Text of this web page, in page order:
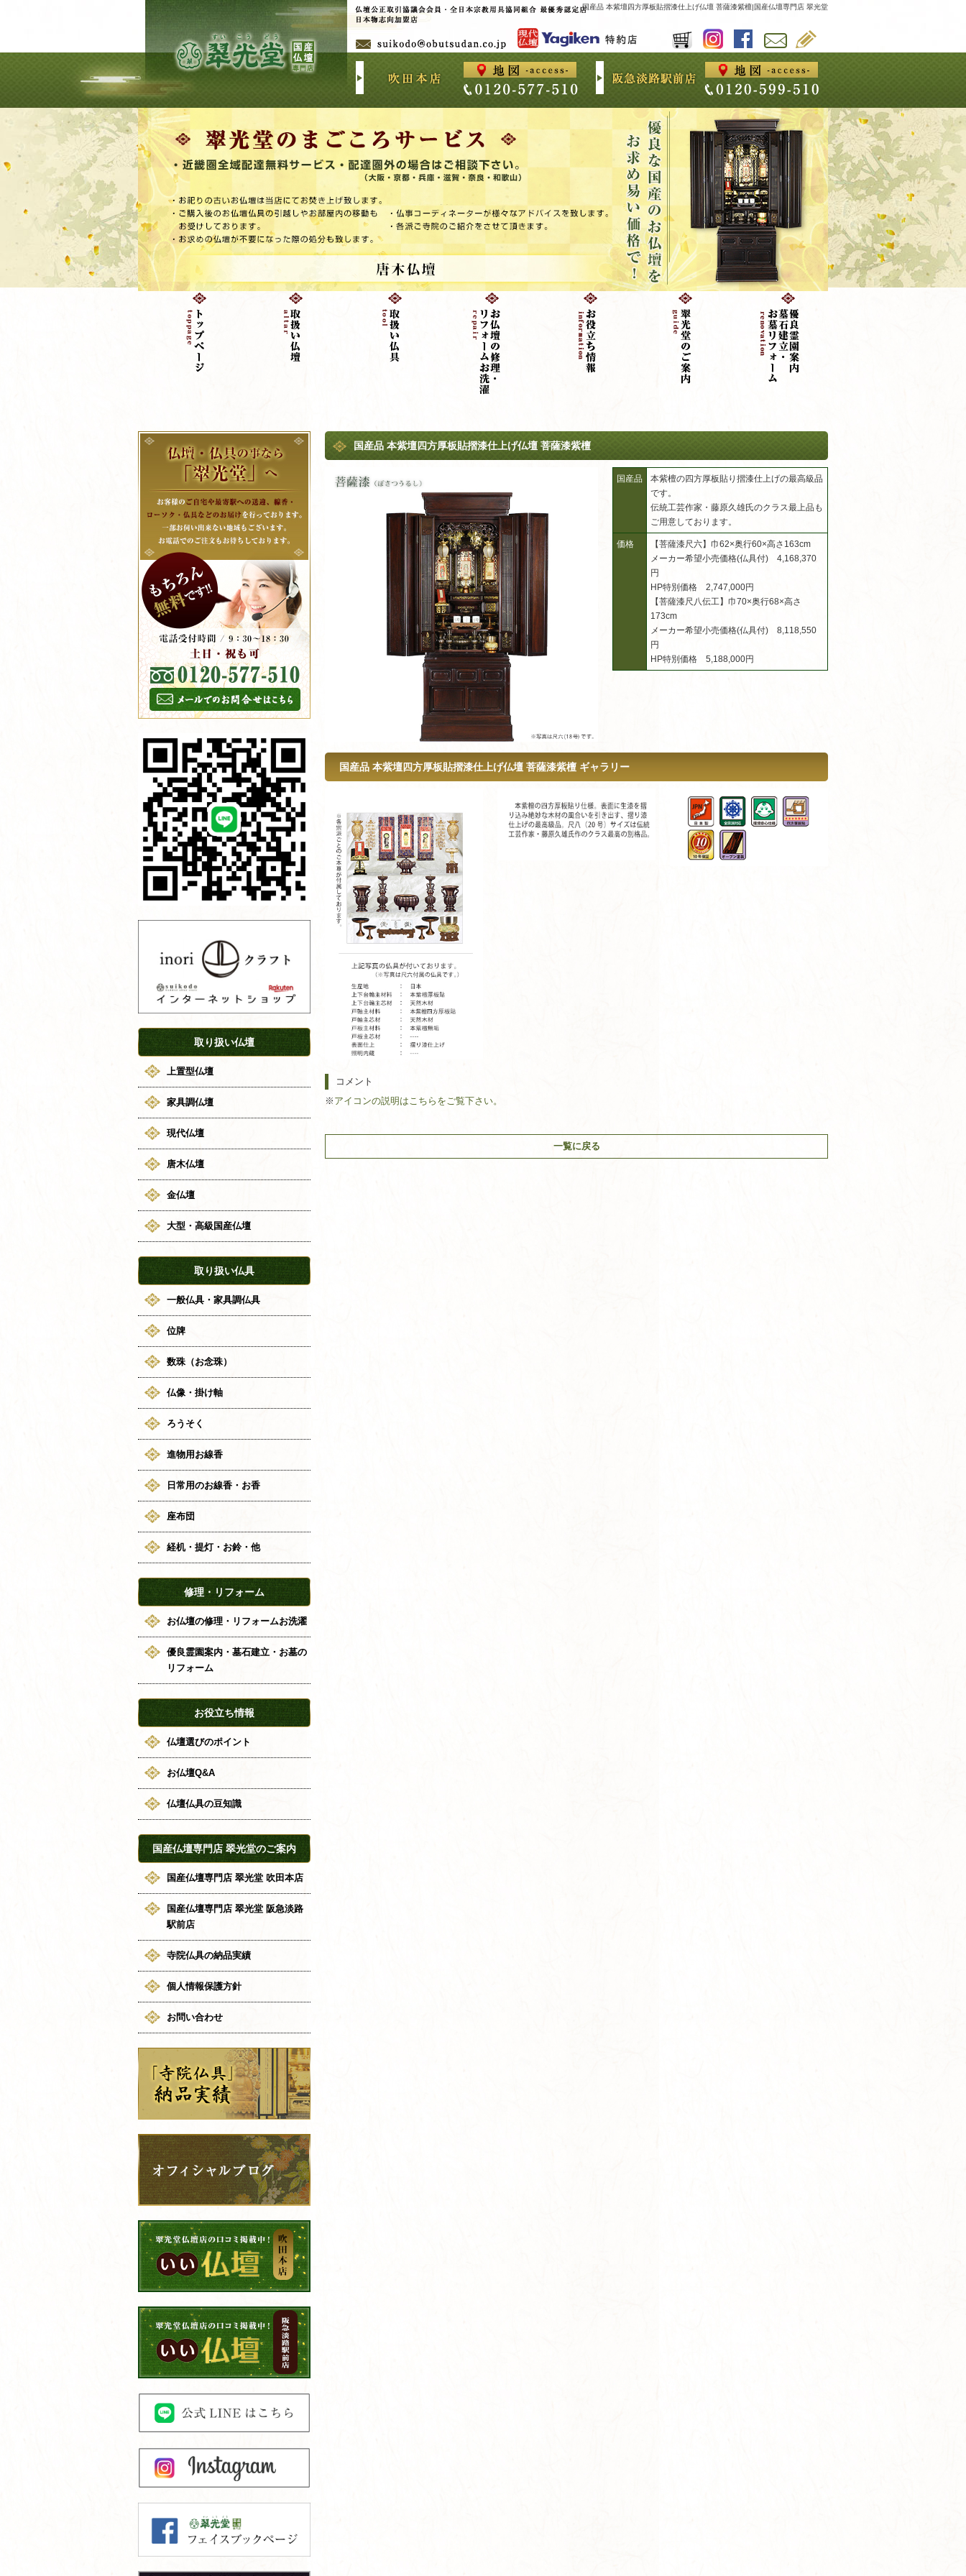
国産品 本紫壇四方厚板貼摺漆仕上げ仏壇 菩薩漆紫檀|国産仏壇専門店 翠光堂
取り扱い仏壇
上置型仏壇
家具調仏壇
現代仏壇
唐木仏壇
金仏壇
大型・高級国産仏壇
取り扱い仏具
一般仏具・家具調仏具
位牌
数珠（お念珠）
仏像・掛け軸
ろうそく
進物用お線香
日常用のお線香・お香
座布団
経机・提灯・お鈴・他
修理・リフォーム
お仏壇の修理・リフォームお洗濯
優良霊園案内・墓石建立・お墓の
リフォーム
お役立ち情報
仏壇選びのポイント
お仏壇Q&A
仏壇仏具の豆知識
国産仏壇専門店 翠光堂のご案内
国産仏壇専門店 翠光堂 吹田本店
国産仏壇専門店 翠光堂 阪急淡路
駅前店
寺院仏具の納品実績
個人情報保護方針
お問い合わせ
国産品 本紫壇四方厚板貼摺漆仕上げ仏壇 菩薩漆紫檀
国産品
本紫檀の四方厚板貼り摺漆仕上げの最高級品
です。
伝統工芸作家・藤原久雄氏のクラス最上品も
ご用意しております。
価格
【菩薩漆尺六】巾62×奥行60×高さ163cm
メーカー希望小売価格(仏具付) 4,168,370
円
HP特別価格 2,747,000円
【菩薩漆尺八伝工】巾70×奥行68×高さ
173cm
メーカー希望小売価格(仏具付) 8,118,550
円
HP特別価格 5,188,000円
国産品 本紫壇四方厚板貼摺漆仕上げ仏壇 菩薩漆紫檀 ギャラリー
コメント
※ アイコンの説明はこちらをご覧下さい。
一覧に戻る